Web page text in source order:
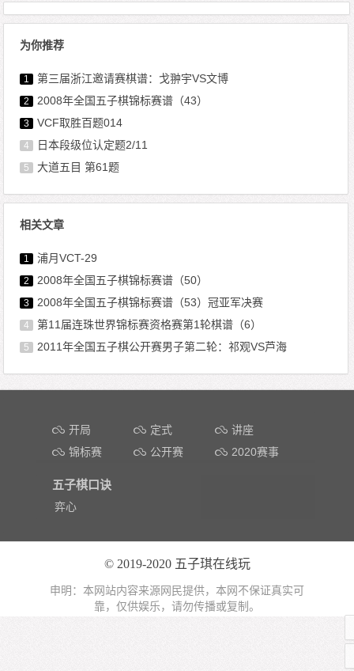
为你推荐
1 第三届浙江邀请赛棋谱：戈翀宇VS文博
2 2008年全国五子棋锦标赛谱（43）
3 VCF取胜百题014
4 日本段级位认定题2/11
5 大道五目 第61题
相关文章
1 浦月VCT-29
2 2008年全国五子棋锦标赛谱（50）
3 2008年全国五子棋锦标赛谱（53）冠亚军决赛
4 第11届连珠世界锦标赛资格赛第1轮棋谱（6）
5 2011年全国五子棋公开赛男子第二轮：祁观VS芦海
文章导航
开局 定式
讲座
锦标赛
公开赛 2020赛事
五子棋口诀
弈心
© 2019-2020 五子琪在线玩
申明：本网站内容来源网民提供，本网不保证真实可
靠，仅供娱乐，请勿传播或复制。